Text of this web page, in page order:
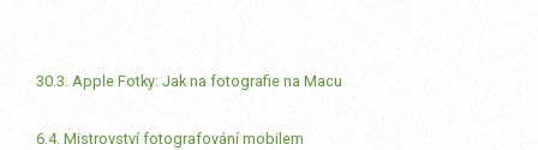
30.3. Apple Fotky: Jak na fotografie na Macu
6.4. Mistrovství fotografování mobilem